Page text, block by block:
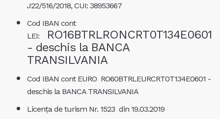
J22/516/2018, CUI: 38953667
Cod IBAN cont
LEI:
RO16BTRLRONCRT0T134E0601
- deschis la BANCA
TRANSILVANIA
Cod IBAN cont EURO RO60BTRLEURCRT0T134E0601 -
deschis la BANCA TRANSILVANIA
Licența de turism Nr. 1523 din 19.03.2019